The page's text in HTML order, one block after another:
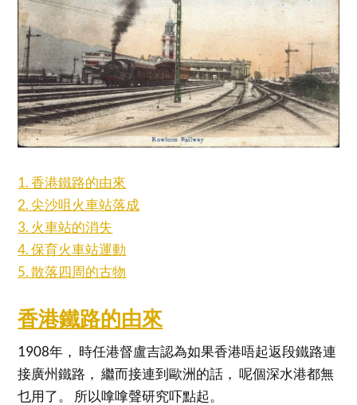
1. 香港鐵路的由來
2. 尖沙咀火車站落成
3. 火車站的消失
4. 保育火車站運動
5. 散落四周的古物
香港鐵路的由來
1908年， 時任港督盧吉認為如果香港唔起返段鐵路連
接廣州鐵路， 繼而接連到歐洲的話， 呢個深水港都無
乜用了。 所以嗱嗱聲研究吓點起。